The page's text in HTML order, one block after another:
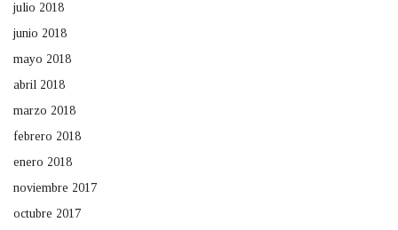
julio 2018
junio 2018
mayo 2018
abril 2018
marzo 2018
febrero 2018
enero 2018
noviembre 2017
octubre 2017